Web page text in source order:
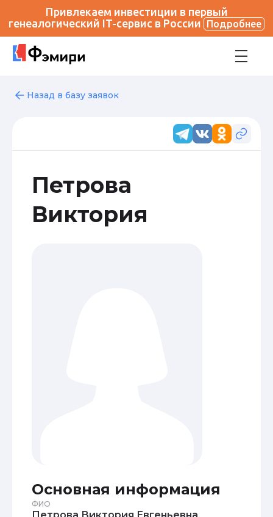
Привлекаем инвестиции в первый
генеалогический IT-сервис в России
Подробнее
Назад в базу заявок
Петрова
Виктория
Основная информация
ФИО